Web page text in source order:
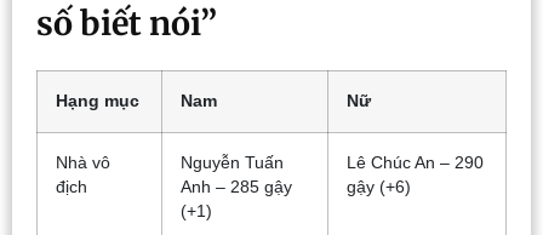
số biết nói”
Hạng mục Nam Nữ
Nhà vô
địch
Nguyễn Tuấn
Anh – 285 gậy
(+1)
Lê Chúc An – 290
gậy (+6)